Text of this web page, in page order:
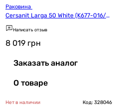
Cersanit Larga 50 White (K677-016/C
CWT1000810770)
Написать отзыв
8 019 грн
Заказать аналог
О товаре
Нет в наличии Код: 328046